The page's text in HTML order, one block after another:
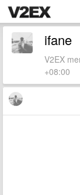
ifane
V2EX
+08:00